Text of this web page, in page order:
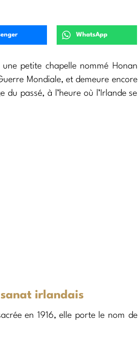
WhatsApp
petite chapelle nommé Honan
Mondiale, et demeure encore
passé, à l’heure où l’Irlande se
irlandais
en 1916, elle porte le nom de